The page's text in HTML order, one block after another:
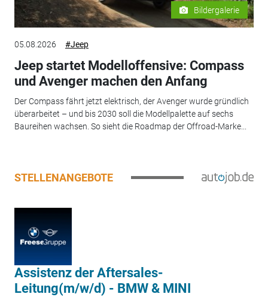
Bildergalerie
05.08.2026 #Jeep
Jeep startet Modelloffensive: Compass
und Avenger machen den Anfang
Der Compass fährt jetzt elektrisch, der Avenger wurde gründlich
überarbeitet – und bis 2030 soll die Modellpalette auf sechs
Baureihen wachsen. So sieht die Roadmap der Offroad-Marke...
STELLENANGEBOTE
Assistenz der Aftersales-
Leitung(m/w/d) - BMW & MINI